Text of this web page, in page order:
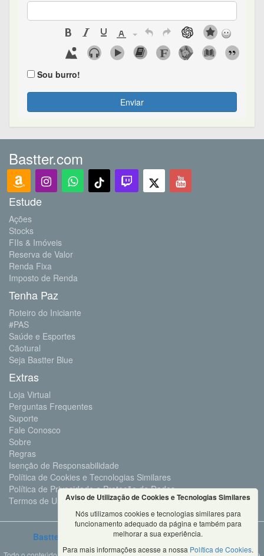
Sou burro!
Enviar
Bastter.com
Estude
Ações
Stocks
FIIs & Imóveis
Reserva de Valor
Renda Fixa
Imposto de Renda
Tenha Paz
Roteiro do Iniciante
#PAS
Saúde e Esportes
Cãotural
Seja Bastter Blue
Extras
Loja Virtual
Perguntas Frequentes
Suporte
Fale Conosco
Sobre
Regras
Isenção de Responsabilidade
Política de Cookies e Tecnologias Similares
Política de Privacidade e Proteção de Dados
Termos de Uso
Bastter.com 2001 ©Todos os Direitos Reservados
Aviso de Utilização de Cookies e Tecnologias Similares
Nós utilizamos cookies e tecnologias similares para
funcionamento adequado da página e também para
melhorar a sua experiência.
Para mais informações acesse a nossa Política de Cookies.